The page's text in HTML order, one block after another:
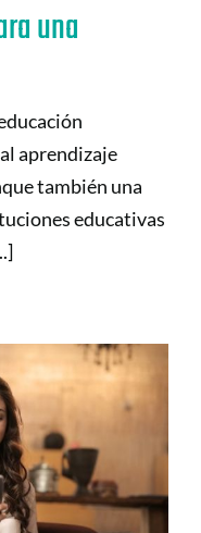
una
aprendizaje
también una
educativas